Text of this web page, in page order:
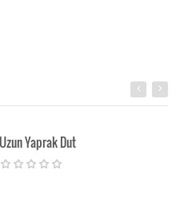
Uzun Yaprak Dut